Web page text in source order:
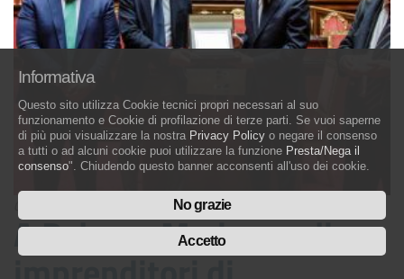
A Palazzo Madama gli
Informativa
Questo sito utilizza Cookie tecnici propri necessari al suo
funzionamento e Cookie di profilazione di terze parti. Se vuoi saperne
di più puoi visualizzare la nostra Privacy Policy o negare il consenso
a tutti o ad alcuni cookie puoi utilizzare la funzione Presta/Nega il
consenso". Chiudendo questo banner acconsenti all'uso dei cookie.
No grazie
Accetto